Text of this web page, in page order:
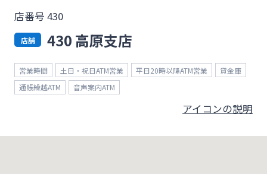
個人向けインターネットバンキング
ログオン
法人向けインターネットバンキング
店番号 430
店舗 430 高原支店
営業時間 土日・祝日ATM営業 平日20時以降ATM営業
貸金庫
通帳繰越ATM
音声案内ATM
アイコンの説明